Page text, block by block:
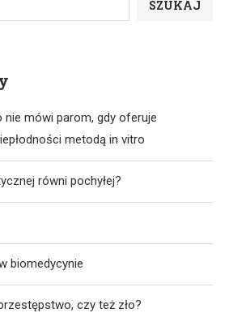
SZUKAJ
mówi parom, gdy oferuje
metodą in vitro
równi pochyłej?
biomedycynie
czy też zło?